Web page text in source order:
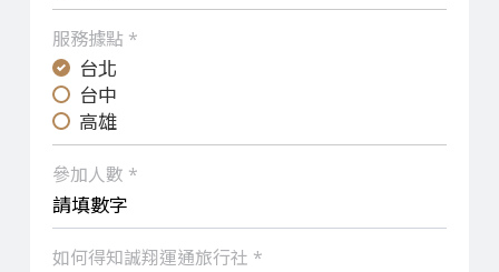
服務據點 *
台北
台中
高雄
參加人數 *
如何得知誠翔運通旅行社 *